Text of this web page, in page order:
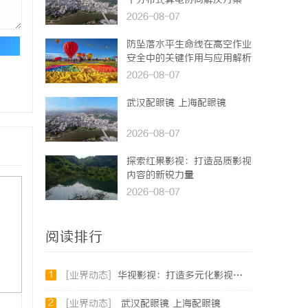
2026-08-07
防坠落水平生命线在高空作业
安全中的关键作用与应用解析
2026-08-07
武汉配眼镜 上海配眼镜
2026-08-07
探索红果影视：打造品质影视
内容的新锐力量
2026-08-07
阅读排行
1 [业界动态] 华视影视：打造多元化影视内容的领先平台
2 [业界动态] 武汉配眼镜 上海配眼镜